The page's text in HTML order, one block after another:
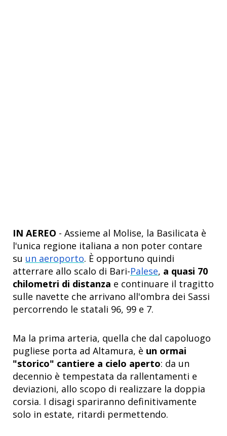
IN AEREO - Assieme al Molise, la Basilicata è
l'unica regione italiana a non poter contare
su un aeroporto. È opportuno quindi
atterrare allo scalo di Bari-Palese, a quasi 70
chilometri di distanza e continuare il tragitto
sulle navette che arrivano all'ombra dei Sassi
percorrendo le statali 96, 99 e 7.
Ma la prima arteria, quella che dal capoluogo
pugliese porta ad Altamura, è un ormai
"storico" cantiere a cielo aperto: da un
decennio è tempestata da rallentamenti e
deviazioni, allo scopo di realizzare la doppia
corsia. I disagi spariranno definitivamente
solo in estate, ritardi permettendo.